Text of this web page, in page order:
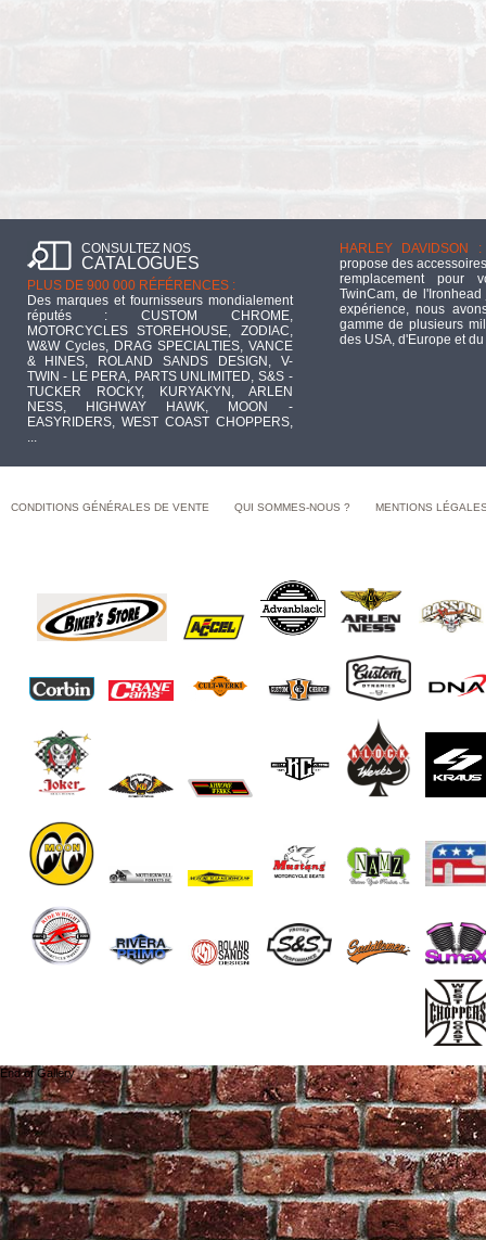
CONSULTEZ NOS
CATALOGUES
PLUS DE 900 000 RÉFÉRENCES :
Des marques et fournisseurs mondialement
réputés : CUSTOM CHROME,
MOTORCYCLES STOREHOUSE, ZODIAC,
W&W Cycles, DRAG SPECIALTIES, VANCE
& HINES, ROLAND SANDS DESIGN, V-
TWIN - LE PERA, PARTS UNLIMITED, S&S -
TUCKER ROCKY, KURYAKYN, ARLEN
NESS, HIGHWAY HAWK, MOON -
EASYRIDERS, WEST COAST CHOPPERS,
...
HARLEY DAVIDSON :
propose des
remplacement pour
TwinCam, de
expérience, nous
gamme de plusieurs
des USA, d'Europe et
CONDITIONS GÉNÉRALES DE VENTE QUI SOMMES-NOUS ? MENTIONS
End of Gallery